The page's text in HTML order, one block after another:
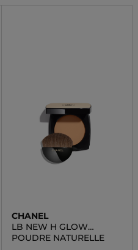
CHANEL
LB NEW H GLOW
POWDER
POUDRE NATURELLE